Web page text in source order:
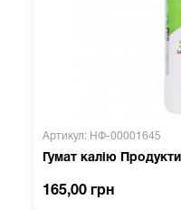
Артикул: НФ-00001645
Гумат калію
165,00 грн